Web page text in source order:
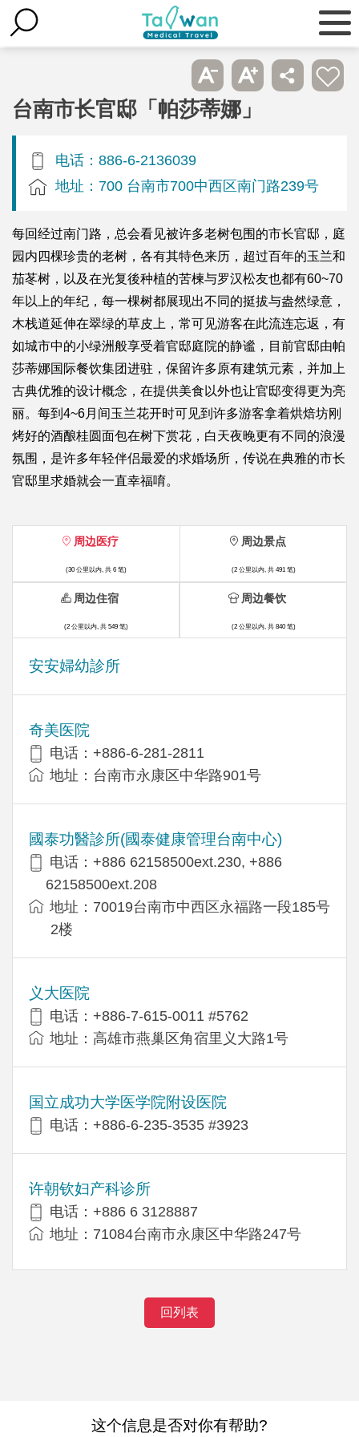
台南市长官邸「帕莎蒂娜」
电话：886-6-2136039
地址：700 台南市700中西区南门路239号
每回经过南门路，总会看见被许多老树包围的市长官邸，庭
园内四棵珍贵的老树，各有其特色来历，超过百年的玉兰和
茄苳树，以及在光复後种植的苦楝与罗汉松友也都有60~70
年以上的年纪，每一棵树都展现出不同的挺拔与盎然绿意，
木栈道延伸在翠绿的草皮上，常可见游客在此流连忘返，有
如城市中的小绿洲般享受着官邸庭院的静谧，目前官邸由帕
莎蒂娜国际餐饮集团进驻，保留许多原有建筑元素，并加上
古典优雅的设计概念，在提供美食以外也让官邸变得更为亮
丽。每到4~6月间玉兰花开时可见到许多游客拿着烘焙坊刚
烤好的酒酿桂圆面包在树下赏花，白天夜晚更有不同的浪漫
氛围，是许多年轻伴侣最爱的求婚场所，传说在典雅的市长
官邸里求婚就会一直幸福唷。
周边医疗
(30 公里以内, 共 6 笔)
安安婦幼診所
奇美医院
电话：+886-6-281-2811
地址：台南市永康区中华路901号
國泰功醫診所(國泰健康管理台南中心)
电话：+886 62158500ext.230, +886
62158500ext.208
地址：70019台南市中西区永福路一段185号
2楼
义大医院
电话：+886-7-615-0011 #5762
地址：高雄市燕巢区角宿里义大路1号
国立成功大学医学院附设医院
电话：+886-6-235-3535 #3923
许朝钦妇产科诊所
电话：+886 6 3128887
地址：71084台南市永康区中华路247号
周边景点
(2 公里以内, 共 491 笔)
周边住宿
(2 公里以内, 共 549 笔)
周边餐饮
(2 公里以内, 共 840 笔)
回列表
这个信息是否对你有帮助?